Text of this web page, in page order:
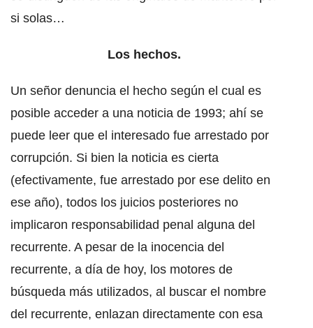
si solas…
Los hechos.
Un señor denuncia el hecho según el cual es
posible acceder a una noticia de 1993; ahí se
puede leer que el interesado fue arrestado por
corrupción. Si bien la noticia es cierta
(efectivamente, fue arrestado por ese delito en
ese año), todos los juicios posteriores no
implicaron responsabilidad penal alguna del
recurrente. A pesar de la inocencia del
recurrente, a día de hoy, los motores de
búsqueda más utilizados, al buscar el nombre
del recurrente, enlazan directamente con esa